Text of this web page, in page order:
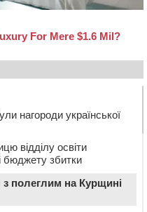
нагороди української
відділу освіти
бюджету збитки
полеглим на Курщині